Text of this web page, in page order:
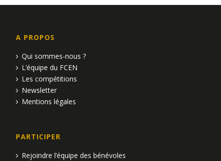
A PROPOS
Qui sommes-nous ?
L’équipe du FCEN
Les compétitions
Newsletter
Mentions légales
PARTICIPER
Rejoindre l’équipe des bénévoles